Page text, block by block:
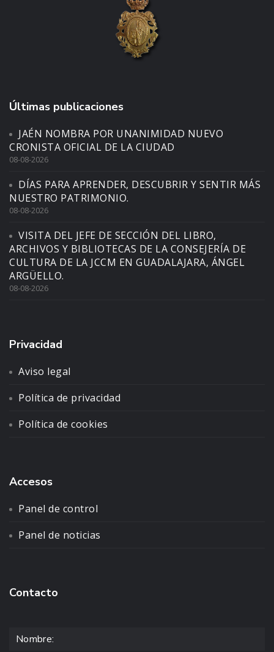
Últimas publicaciones
JAÉN NOMBRA POR UNANIMIDAD NUEVO
CRONISTA OFICIAL DE LA CIUDAD
08-08-2026
DÍAS PARA APRENDER, DESCUBRIR Y SENTIR MÁS
NUESTRO PATRIMONIO.
08-08-2026
VISITA DEL JEFE DE SECCIÓN DEL LIBRO,
ARCHIVOS Y BIBLIOTECAS DE LA CONSEJERÍA DE
CULTURA DE LA JCCM EN GUADALAJARA, ÁNGEL
ARGÜELLO.
08-08-2026
Privacidad
Aviso legal
Política de privacidad
Política de cookies
Accesos
Panel de control
Panel de noticias
Contacto